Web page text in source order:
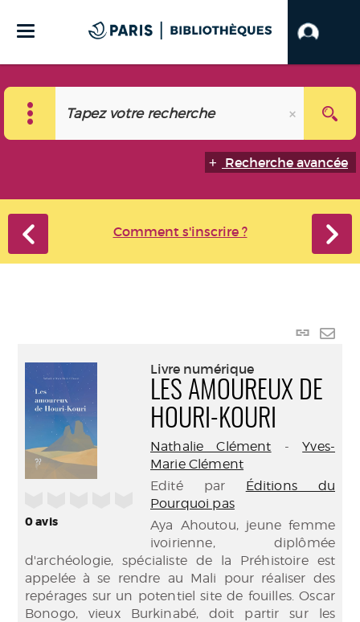
Recherche avancée
Comment s'inscrire ?
Lien
0avis
Livre numérique
LES AMOUREUX DE
HOURI-KOURI
Nathalie Clément -Yves-
Marie Clément
Edité par Éditions du
Pourquoi pas
Aya Ahoutou, jeune femme
ivoirienne, diplômée
d'archéologie, spécialiste de la Préhistoire est
appelée à se rendre au Mali pour réaliser des
repérages sur un potentiel site de fouilles. Oscar
Bonogo, vieux Burkinabé, doit partir sur les